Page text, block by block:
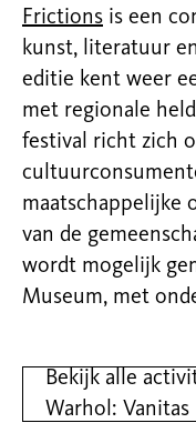
Frictions is een
kunst, literatuur
editie kent weer
met regionale
festival richt zich
maatschappelijke
van de
wordt mogelijk
Museum, met
Bekijk alle
Warhol: Vanitas